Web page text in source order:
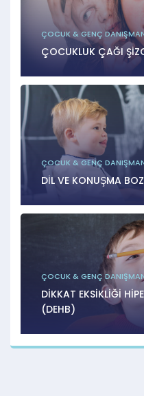
ÇOCUK & GENÇ
ÇOCUKLUK ÇAĞI
ÇOCUK & GENÇ
DİL VE KONUŞMA
ÇOCUK & GENÇ
DİKKAT EKSİKLİĞİ
(DEHB)